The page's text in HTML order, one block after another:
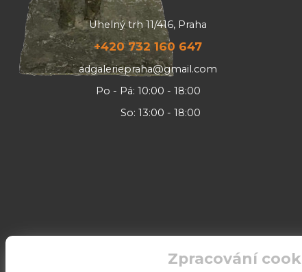
Uhelný trh 11/416, Praha
+420 732 160 647
adgaleriepraha@gmail.com
Po - Pá: 10:00 - 18:00
So: 13:00 - 18:00
Zpracování